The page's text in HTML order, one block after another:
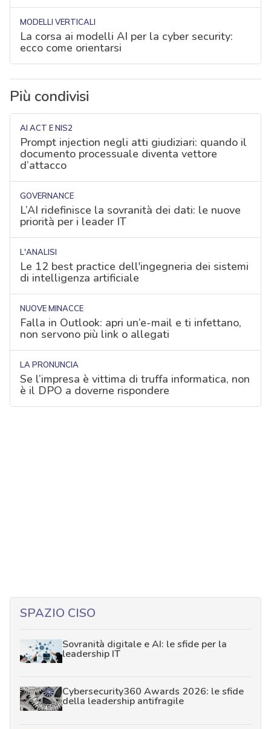
MODELLI VERTICALI
La corsa ai modelli AI per la cyber security:
ecco come orientarsi
Più condivisi
AI ACT E NIS2
Prompt injection negli atti giudiziari: quando il
documento processuale diventa vettore
d’attacco
GOVERNANCE
L’AI ridefinisce la sovranità dei dati: le nuove
priorità per i leader IT
L'ANALISI
Le 12 best practice dell'ingegneria dei sistemi
di intelligenza artificiale
NUOVE MINACCE
Falla in Outlook: apri un’e-mail e ti infettano,
non servono più link o allegati
LA PRONUNCIA
Se l’impresa è vittima di truffa informatica, non
è il DPO a doverne rispondere
SPAZIO CISO
Sovranità digitale e AI: le sfide per la
leadership IT
Cybersecurity360 Awards 2026: le sfide
della leadership antifragile